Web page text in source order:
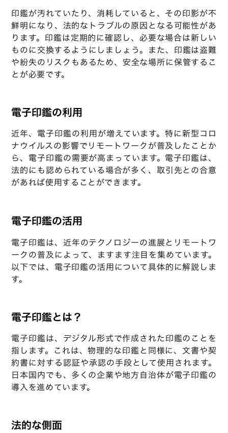
印鑑が汚れていたり、消耗していると、その印影が不
鮮明になり、法的なトラブルの原因となる可能性があ
ります。印鑑は定期的に確認し、必要な場合は新しい
ものに交換するようにしましょう。また、印鑑は盗難
や紛失のリスクもあるため、安全な場所に保管するこ
とが必要です。
電子印鑑の利用
近年、電子印鑑の利用が増えています。特に新型コロ
ナウイルスの影響でリモートワークが普及したことか
ら、電子印鑑の需要が高まっています。電子印鑑は、
法的にも認められている場合が多く、取引先との合意
があれば使用することができます。
電子印鑑の活用
電子印鑑は、近年のテクノロジーの進展とリモートワ
ークの普及によって、ますます注目を集めています。
以下では、電子印鑑の活用について具体的に解説しま
す。
電子印鑑とは？
電子印鑑は、デジタル形式で作成された印鑑のことを
指します。これは、物理的な印鑑と同様に、文書や契
約書に対する認証や承認の手段として使用されます。
日本国内でも、多くの企業や地方自治体が電子印鑑の
導入を進めています。
法的な側面